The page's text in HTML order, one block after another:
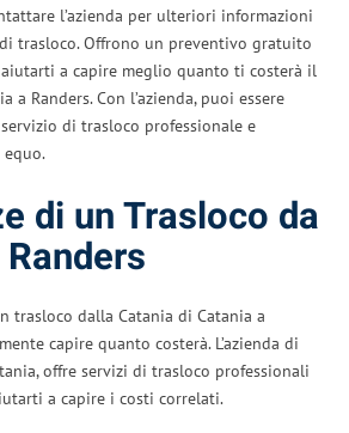
l’azienda per ulteriori informazioni
trasloco. Offrono un preventivo gratuito
aiutarti a capire meglio quanto ti costerà il
a Randers. Con l’azienda, puoi essere
di trasloco professionale e
di un Trasloco da
trasloco dalla Catania di Catania a
capire quanto costerà. L’azienda di
offre servizi di trasloco professionali
a capire i costi correlati.